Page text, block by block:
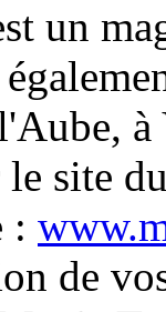
un
à
site
:
de